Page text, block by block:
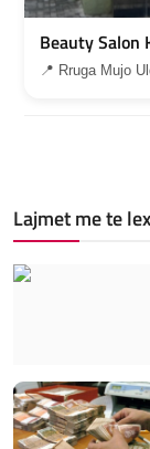
Beauty Salon
📍 Rruga Mujo
Lajmet me te